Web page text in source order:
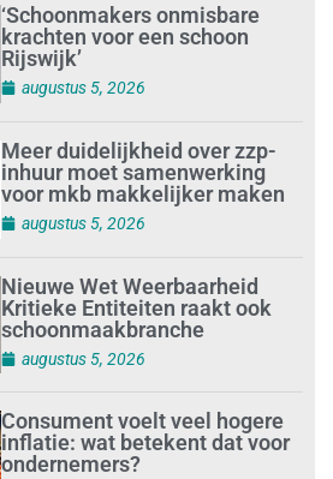
‘Schoonmakers onmisbare
krachten voor een schoon
Rijswijk’
augustus 5, 2026
Meer duidelijkheid over zzp-
inhuur moet samenwerking
voor mkb makkelijker maken
augustus 5, 2026
Nieuwe Wet Weerbaarheid
Kritieke Entiteiten raakt ook
schoonmaakbranche
augustus 5, 2026
Consument voelt veel hogere
inflatie: wat betekent dat voor
ondernemers?